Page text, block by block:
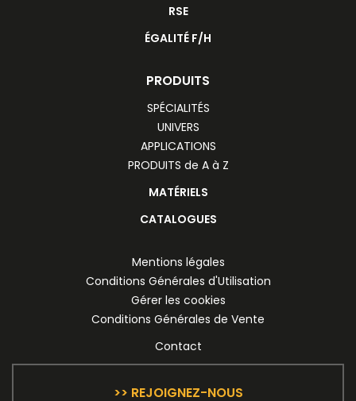
RSE
ÉGALITÉ F/H
PRODUITS
SPÉCIALITÉS
UNIVERS
APPLICATIONS
PRODUITS de A à Z
MATÉRIELS
CATALOGUES
Mentions légales
Conditions Générales d'Utilisation
Gérer les cookies
Conditions Générales de Vente
Contact
>> REJOIGNEZ-NOUS